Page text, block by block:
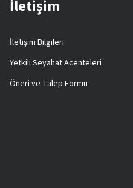
İletişim
İletişim Bilgileri
Yetkili Seyahat Acenteleri
Öneri ve Talep Formu